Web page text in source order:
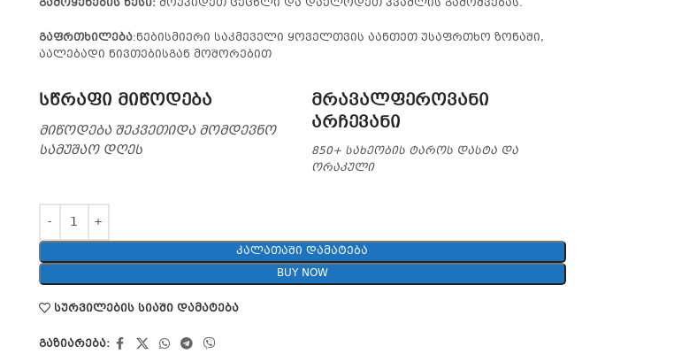
გამოყენების წესი:მოუკიდეთ ცეცხლი და დაელოდეთ კვამლის გამოშვებას.
გაფრთხილება:ნებისმიერი საკმეველი ყოველთვის აანთეთ უსაფრთხო ზონაში,
აალებადი ნივთებისგან მოშორებით
სწრაფი მიწოდება
მიწოდება შეკვეთიდა მომდევნო
სამუშაო დღეს
მრავალფეროვანი
არჩევანი
850+ სახეობის ტაროს დასტა და
ორაკული
ᲙᲐᲚᲐᲗᲐᲨᲘ ᲓᲐᲛᲐᲢᲔᲑᲐ
BUY NOW
სურვილების სიაში დამატება
გაზიარება: